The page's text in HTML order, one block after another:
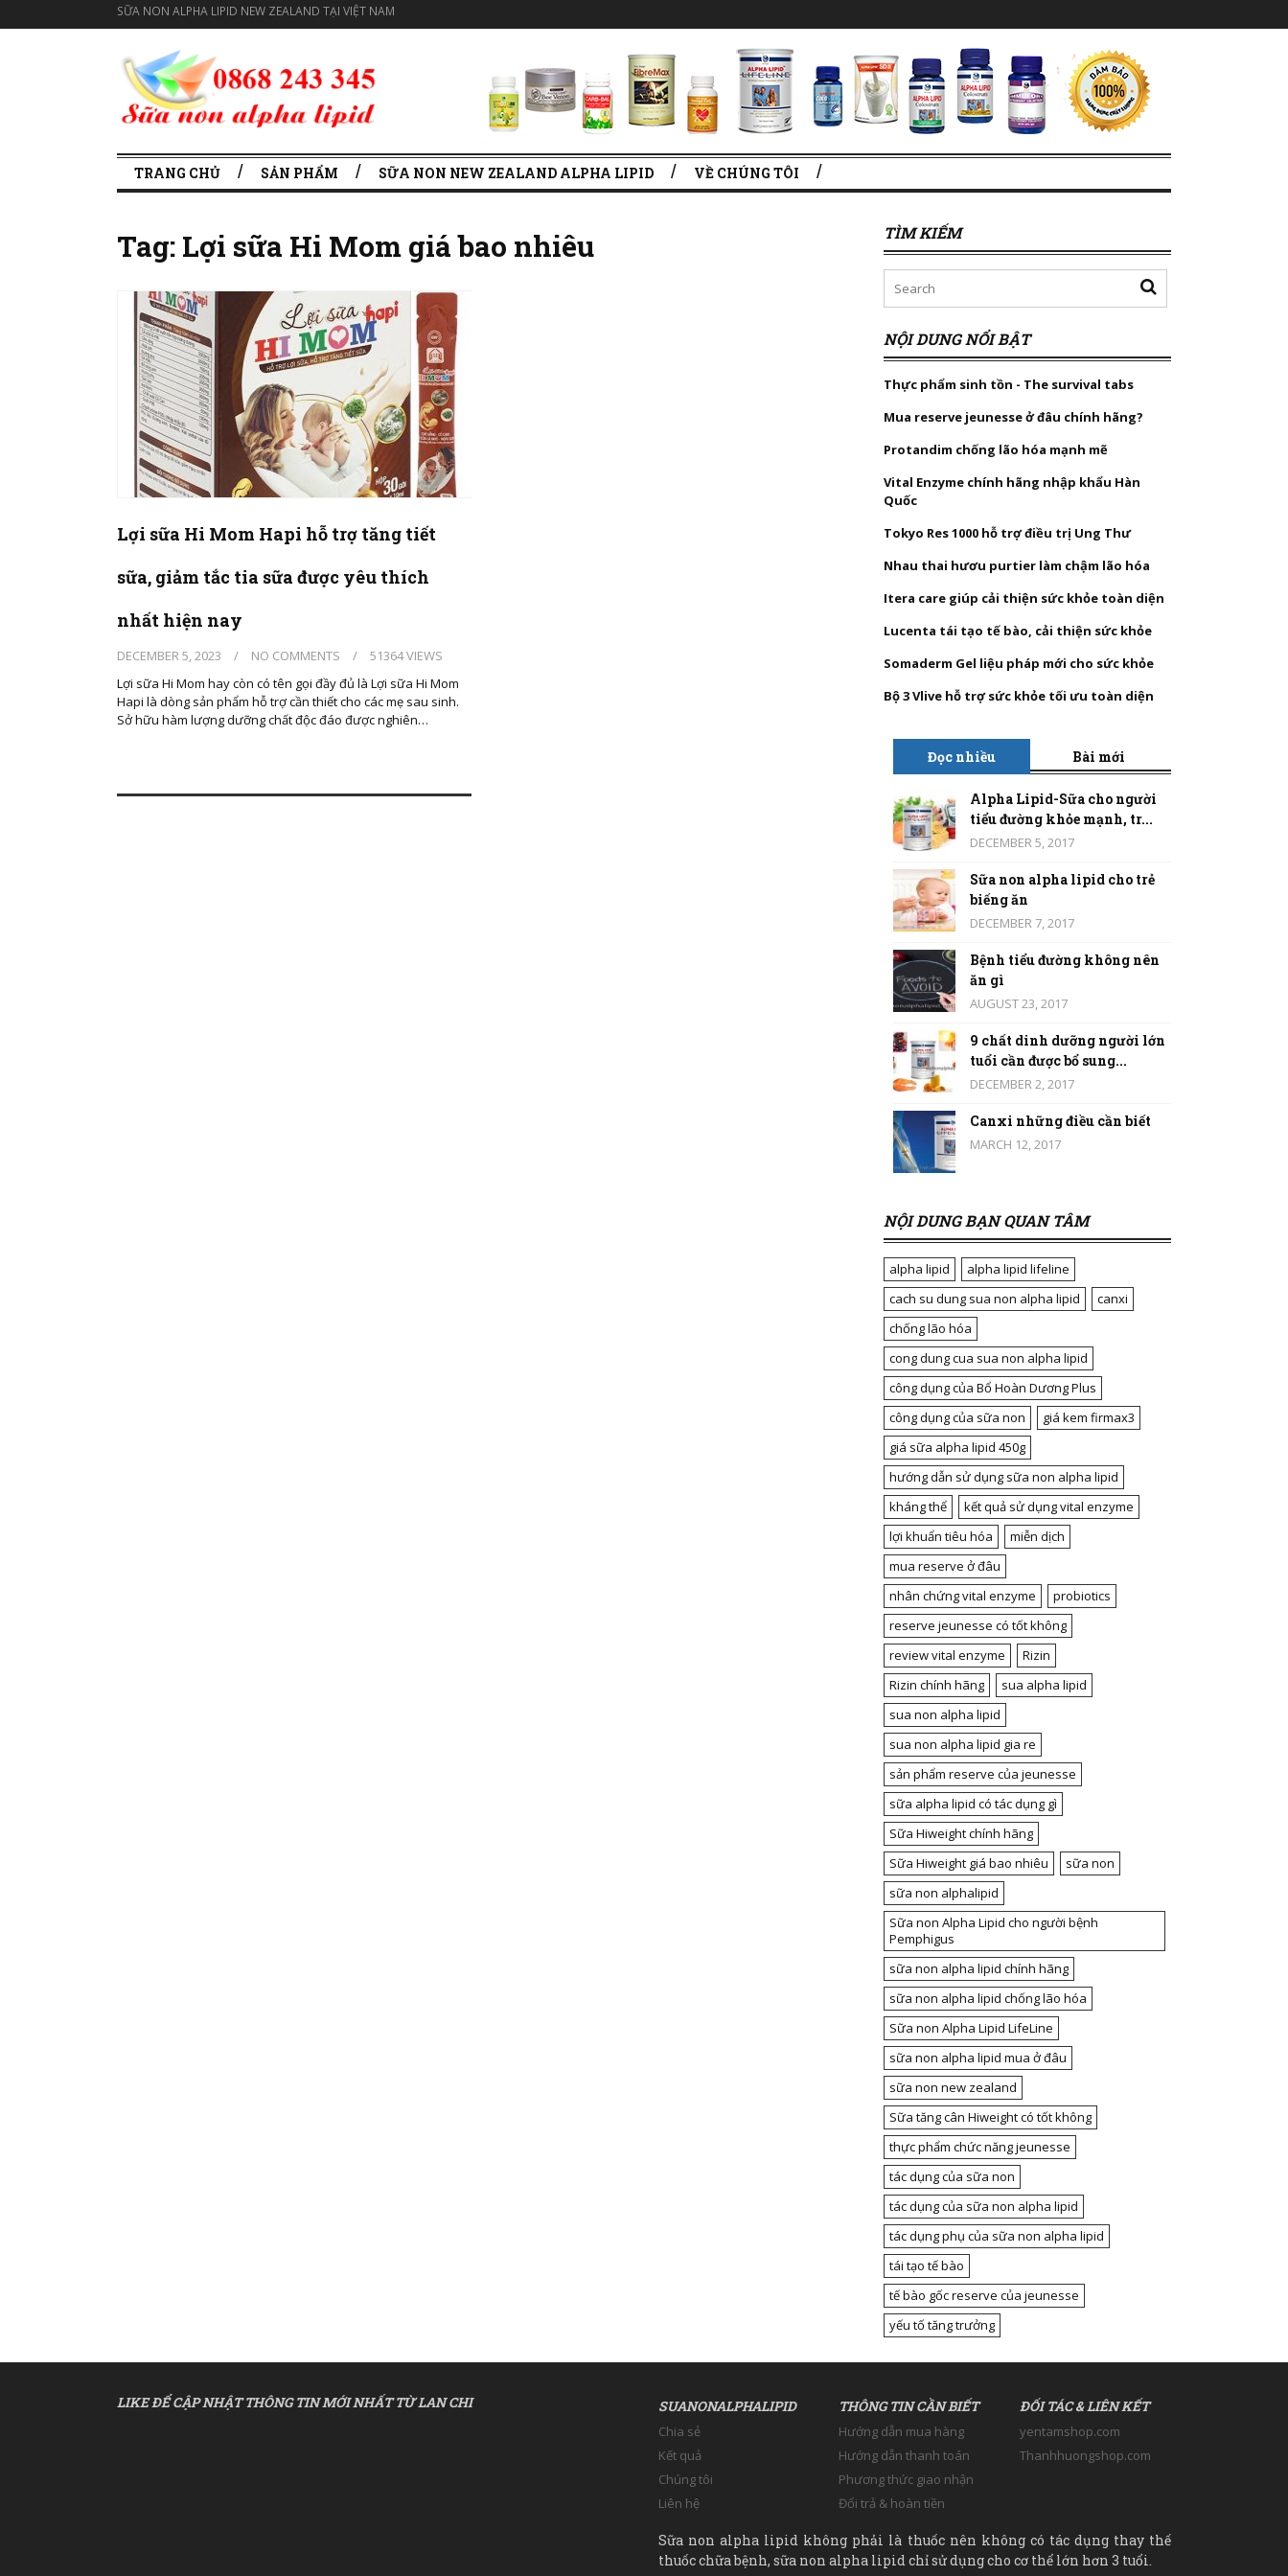
SỮA NON ALPHA LIPID NEW ZEALAND TẠI VIỆT NAM
TRANG CHỦ SẢN PHẨM SỮA NON NEW ZEALAND ALPHA LIPID VỀ CHÚNG TÔI
Tag: Lợi sữa Hi Mom giá bao nhiêu
Lợi sữa Hi Mom Hapi hỗ trợ tăng tiết
sữa, giảm tắc tia sữa được yêu thích
nhất hiện nay
DECEMBER 5, 2023 / NO COMMENTS /
51364 VIEWS
Lợi sữa Hi Mom hay còn có tên gọi đầy đủ là Lợi sữa Hi Mom
Hapi là dòng sản phẩm hỗ trợ cần thiết cho các mẹ sau sinh.
Sở hữu hàm lượng dưỡng chất độc đáo được nghiên…
TÌM KIẾM
NỘI DUNG NỔI BẬT
Thực phẩm sinh tồn - The survival tabs
Mua reserve jeunesse ở đâu chính hãng?
Protandim chống lão hóa mạnh mẽ
Vital Enzyme chính hãng nhập khẩu Hàn
Quốc
Tokyo Res 1000 hỗ trợ điều trị Ung Thư
Nhau thai hươu purtier làm chậm lão hóa
Itera care giúp cải thiện sức khỏe toàn diện
Lucenta tái tạo tế bào, cải thiện sức khỏe
Somaderm Gel liệu pháp mới cho sức khỏe
Bộ 3 Vlive hỗ trợ sức khỏe tối ưu toàn diện
Đọc nhiều Bài mới
Alpha Lipid-Sữa cho người
tiểu đường khỏe mạnh, tr...
DECEMBER 5, 2017
Sữa non alpha lipid cho trẻ
biếng ăn
DECEMBER 7, 2017
Bệnh tiểu đường không nên
ăn gì
AUGUST 23, 2017
9 chất dinh dưỡng người lớn
tuổi cần được bổ sung...
DECEMBER 2, 2017
Canxi những điều cần biết
MARCH 12, 2017
NỘI DUNG BẠN QUAN TÂM
alpha lipid
alpha lipid lifeline
cach su dung sua non alpha lipid
canxi
chống lão hóa
cong dung cua sua non alpha lipid
công dụng của Bổ Hoàn Dương Plus
công dụng của sữa non
giá kem firmax3
giá sữa alpha lipid 450g
hướng dẫn sử dụng sữa non alpha lipid
kháng thể
kết quả sử dụng vital enzyme
lợi khuẩn tiêu hóa
miễn dịch
mua reserve ở đâu
nhân chứng vital enzyme
probiotics
reserve jeunesse có tốt không
review vital enzyme
Rizin
Rizin chính hãng
sua alpha lipid
sua non alpha lipid
sua non alpha lipid gia re
sản phẩm reserve của jeunesse
sữa alpha lipid có tác dụng gì
Sữa Hiweight chính hãng
Sữa Hiweight giá bao nhiêu
sữa non
sữa non alphalipid
Sữa non Alpha Lipid cho người bệnh
Pemphigus
sữa non alpha lipid chính hãng
sữa non alpha lipid chống lão hóa
Sữa non Alpha Lipid LifeLine
sữa non alpha lipid mua ở đâu
sữa non new zealand
Sữa tăng cân Hiweight có tốt không
thực phẩm chức năng jeunesse
tác dụng của sữa non
tác dụng của sữa non alpha lipid
tác dụng phụ của sữa non alpha lipid
tái tạo tế bào
tế bào gốc reserve của jeunesse
yếu tố tăng trưởng
LIKE ĐỂ CẬP NHẬT THÔNG TIN MỚI NHẤT TỪ LAN CHI SUANONALPHALIPID
Chia sẻ
Kết quả
Chúng tôi
Liên hệ
THÔNG TIN CẦN BIẾT
Hướng dẫn mua hàng
Hướng dẫn thanh toán
Phương thức giao nhận
Đổi trả & hoàn tiền
ĐỐI TÁC & LIÊN KẾT
yentamshop.com
Thanhhuongshop.com
Sữa non alpha lipid không phải là thuốc nên không có tác dụng thay thế
thuốc chữa bệnh, sữa non alpha lipid chỉ sử dụng cho cơ thể lớn hơn 3 tuổi.